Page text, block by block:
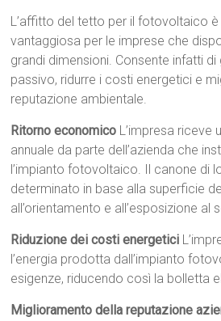
L’affitto del tetto per il fotovoltaico è
vantaggiosa per le imprese che
grandi dimensioni. Consente infatti
passivo, ridurre i costi energetici e
reputazione ambientale.
Ritorno economico L’impresa riceve
annuale da parte dell’azienda che
l’impianto fotovoltaico. Il canone di
determinato in base alla superficie
all’orientamento e all’esposizione al
Riduzione dei costi energetici
l’energia prodotta dall’impianto
esigenze, riducendo così la bolletta
Miglioramento della reputazione